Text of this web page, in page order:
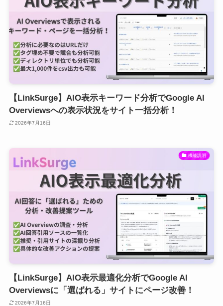
【LinkSurge】AIO表示キーワード分析でGoogle AI
Overviewsへの表示状況をサイト一括分析！
2026年7月16日
機能説明
【LinkSurge】AIO表示最適化分析でGoogle AI
Overviewsに「選ばれる」サイトにページ改善！
2026年7月16日